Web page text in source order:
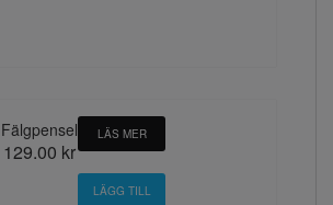
Fälgpensel
129.00 kr
LÄS MER